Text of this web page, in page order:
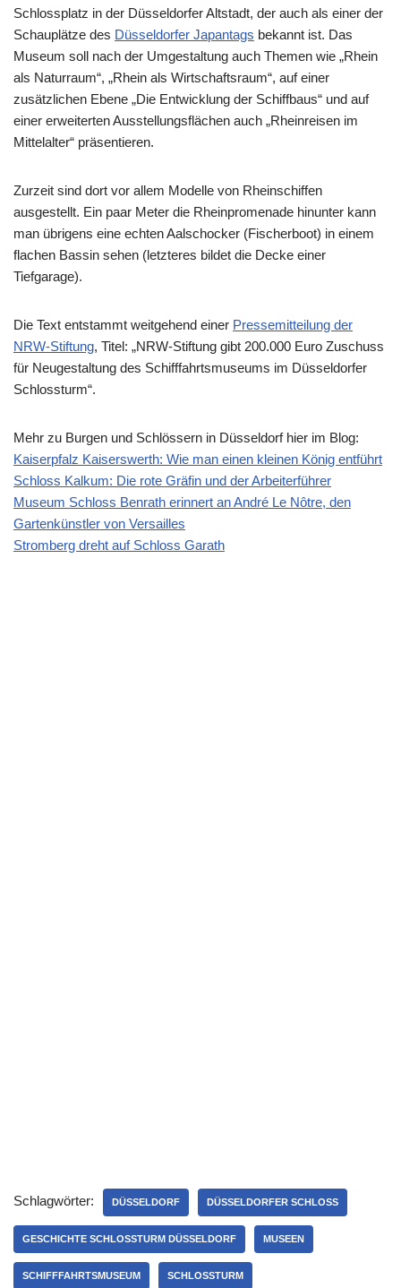
Schlossplatz in der Düsseldorfer Altstadt, der auch als einer der
Schauplätze des Düsseldorfer Japantags bekannt ist. Das
Museum soll nach der Umgestaltung auch Themen wie „Rhein
als Naturraum“, „Rhein als Wirtschaftsraum“, auf einer
zusätzlichen Ebene „Die Entwicklung der Schiffbaus“ und auf
einer erweiterten Ausstellungsflächen auch „Rheinreisen im
Mittelalter“ präsentieren.
Zurzeit sind dort vor allem Modelle von Rheinschiffen
ausgestellt. Ein paar Meter die Rheinpromenade hinunter kann
man übrigens eine echten Aalschocker (Fischerboot) in einem
flachen Bassin sehen (letzteres bildet die Decke einer
Tiefgarage).
Die Text entstammt weitgehend einer Pressemitteilung der
NRW-Stiftung, Titel: „NRW-Stiftung gibt 200.000 Euro Zuschuss
für Neugestaltung des Schifffahrtsmuseums im Düsseldorfer
Schlossturm“.
Mehr zu Burgen und Schlössern in Düsseldorf hier im Blog:
Kaiserpfalz Kaiserswerth: Wie man einen kleinen König entführt
Schloss Kalkum: Die rote Gräfin und der Arbeiterführer
Museum Schloss Benrath erinnert an André Le Nôtre, den
Gartenkünstler von Versailles
Stromberg dreht auf Schloss Garath
Schlagwörter: DÜSSELDORF DÜSSELDORFER SCHLOSS
GESCHICHTE SCHLOSSTURM DÜSSELDORF MUSEEN
SCHIFFFAHRTSMUSEUM SCHLOSSTURM